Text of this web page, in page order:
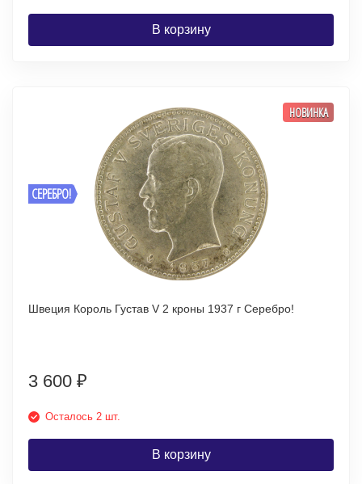
В корзину
СЕРЕБРО!
НОВИНКА
Швеция Король Густав V 2 кроны 1937 г Серебро!
3 600 ₽
Осталось 2 шт.
В корзину